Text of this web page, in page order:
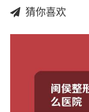
猜你喜欢